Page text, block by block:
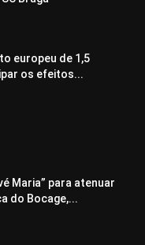
europeu de 1,5
os efeitos...
Maria” para atenuar
do Bocage,...